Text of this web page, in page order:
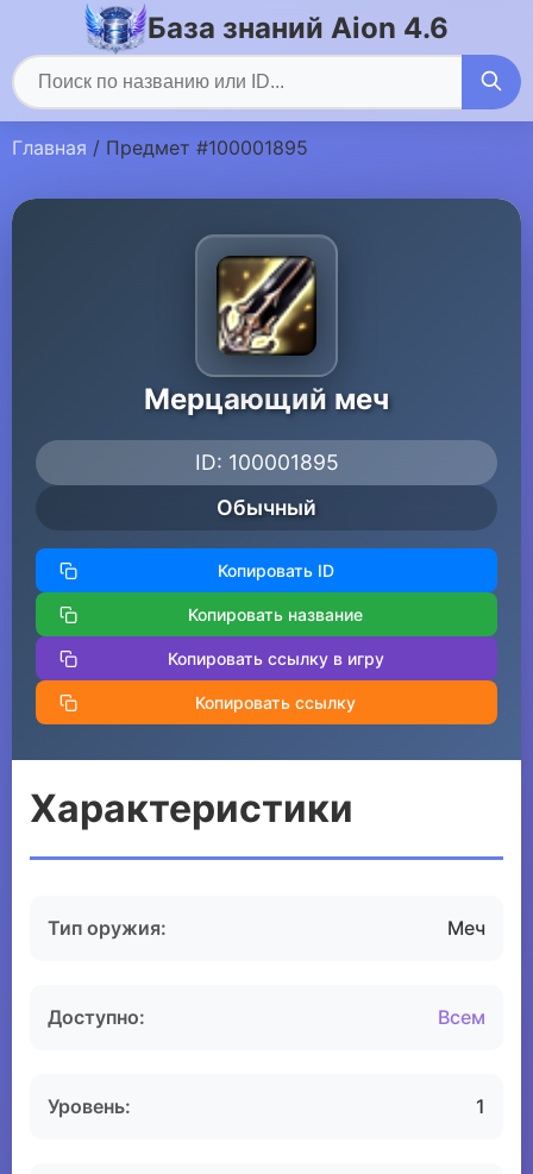
База знаний Aion 4.6
Главная / Предмет #100001895
Мерцающий меч
ID: 100001895
Обычный
Копировать ID
Копировать название
Копировать ссылку в игру
Копировать ссылку
Характеристики
Тип оружия: Меч
Доступно: Всем
Уровень: 1